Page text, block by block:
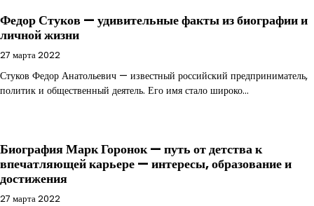
Федор Стуков — удивительные факты из биографии и
личной жизни
27 марта 2022
Стуков Федор Анатольевич — известный российский предприниматель,
политик и общественный деятель. Его имя стало широко…
Биография Марк Горонок — путь от детства к
впечатляющей карьере — интересы, образование и
достижения
27 марта 2022